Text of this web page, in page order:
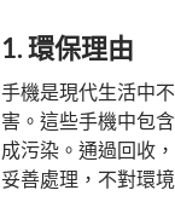
1. 環保理由
手機是現代生活中
害。這些手機中包
成污染。通過回收
妥善處理，不對環